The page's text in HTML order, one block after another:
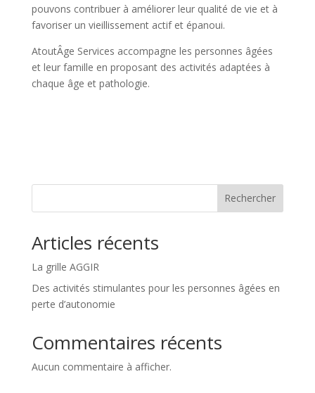
pouvons contribuer à améliorer leur qualité de vie et à
favoriser un vieillissement actif et épanoui.
AtoutÂge Services accompagne les personnes âgées
et leur famille en proposant des activités adaptées à
chaque âge et pathologie.
Rechercher
Articles récents
La grille AGGIR
Des activités stimulantes pour les personnes âgées en
perte d’autonomie
Commentaires récents
Aucun commentaire à afficher.